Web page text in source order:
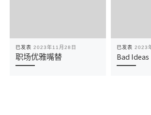
已发表 2023年11月28日
职场优雅嘴替
已发表 2023
Bad Ideas